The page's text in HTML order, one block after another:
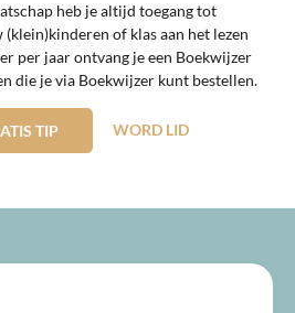
heb je altijd toegang tot
of klas aan het lezen
per jaar ontvang je een Boekwijzer
die je via Boekwijzer kunt bestellen.
TIP WORD LID